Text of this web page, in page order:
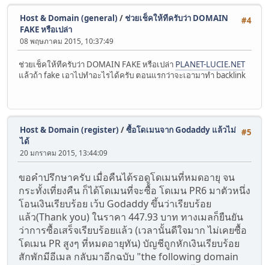
#4
Host & Domain (general) / ช่วยเช็คให้ทีครับว่า DOMAIN
FAKE หรือเปล่า
08 พฤษภาคม 2015, 10:37:49
ช่วยเช็คให้ทีครับว่า DOMAIN FAKE หรือเปล่า PLANET-LUCIE.NET
แล้วถ้า fake เอาไปทำอะไรได้ครับ ตอนแรกว่าจะเอามาทำ backlink
#5
Host & Domain (register) /ซื้อโดเมนจาก Godaddy แล้วไม่
ได้
20 มกราคม 2015, 13:44:09
ขอคำปรึกษาครับ เมื่อคืนได้รอดูโดเมนที่หมดอายุ จน
กระทั้งเที่ยงคืน ก็ได้โดเมนที่จะซื้อ โดเมน PR6 มาตัวหนึ่ง
โอนเงินเรียบร้อย เว้บ Godaddy ขึ้นว่าเรียบร้อย
แล้ว(Thank you) ในราคา 447.93 บาท ทางเมลก็ยืนยัน
ว่าการซื้อเสร็จเรียบร้อยแล้ว (เวลานั้นดีใจมาก ไม่เคยซื้อ
โดเมน PR สูงๆ ที่หมดอายุทัน) บัญชีถูกหักเงินเรียบร้อย
สักพักมีอีเมล กลับมาอีกฉบับ "the following domain